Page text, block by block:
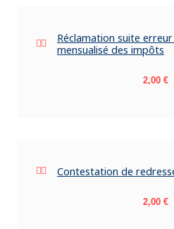
Réclamation suite
mensualisé des impôts
Prix
2,00 €
Contestation de
Prix
2,00 €